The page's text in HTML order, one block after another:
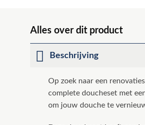
Alles over dit product
Beschrijving
Op zoek naar een
complete doucheset met
om jouw douche te